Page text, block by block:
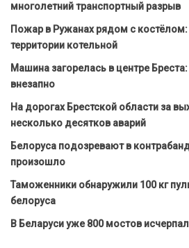
многолетний транспортный разрыв
Пожар в Ружанах рядом с костёлом:
территории котельной
Машина загорелась в центре
внезапно
На дорогах Брестской области за
несколько десятков аварий
Белоруса подозревают в
произошло
Таможенники обнаружили 100 кг
белоруса
В Беларуси уже 800 мостов